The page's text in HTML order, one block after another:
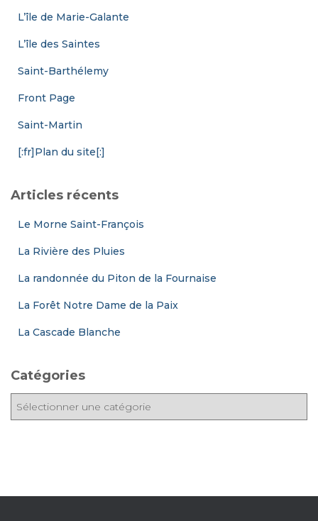
L’île de Marie-Galante
L’île des Saintes
Saint-Barthélemy
Front Page
Saint-Martin
[:fr]Plan du site[:]
Articles récents
Le Morne Saint-François
La Rivière des Pluies
La randonnée du Piton de la Fournaise
La Forêt Notre Dame de la Paix
La Cascade Blanche
Catégories
r